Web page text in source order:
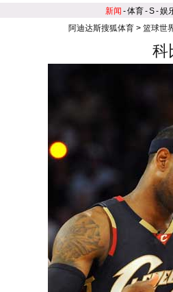
新闻 -体育-S-娱
阿迪达斯搜狐体育> 篮球世
科